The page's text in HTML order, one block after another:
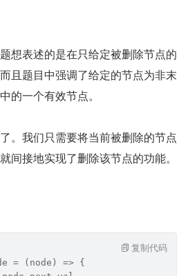
想表述的是在只给定被删除节点的
且题目中强调了给定的节点为非末
的一个有效节点。
。我们只需要将当前被删除的节点
间接地实现了删除该节点的功能。
= (node) => {
复制代码